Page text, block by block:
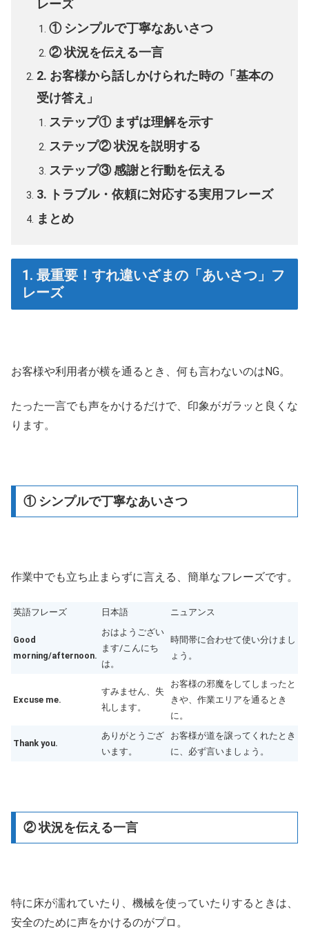
レーズ
① シンプルで丁寧なあいさつ
② 状況を伝える一言
2. お客様から話しかけられた時の「基本の
受け答え」
ステップ① まずは理解を示す
ステップ② 状況を説明する
ステップ③ 感謝と行動を伝える
3. トラブル・依頼に対応する実用フレーズ
まとめ
1. 最重要！すれ違いざまの「あいさつ」フ
レーズ
お客様や利用者が横を通るとき、何も言わないのはNG。
たった一言でも声をかけるだけで、印象がガラッと良くな
ります。
① シンプルで丁寧なあいさつ
作業中でも立ち止まらずに言える、簡単なフレーズです。
英語フレーズ 日本語 ニュアンス
Good
morning/afternoon.
おはようござい
ます/こんにち
は。
時間帯に合わせて使い分けまし
ょう。
Excuse me.
すみません、失
礼します。
お客様の邪魔をしてしまったと
きや、作業エリアを通るとき
に。
Thank you.
ありがとうござ
います。
お客様が道を譲ってくれたとき
に、必ず言いましょう。
② 状況を伝える一言
特に床が濡れていたり、機械を使っていたりするときは、
安全のために声をかけるのがプロ。